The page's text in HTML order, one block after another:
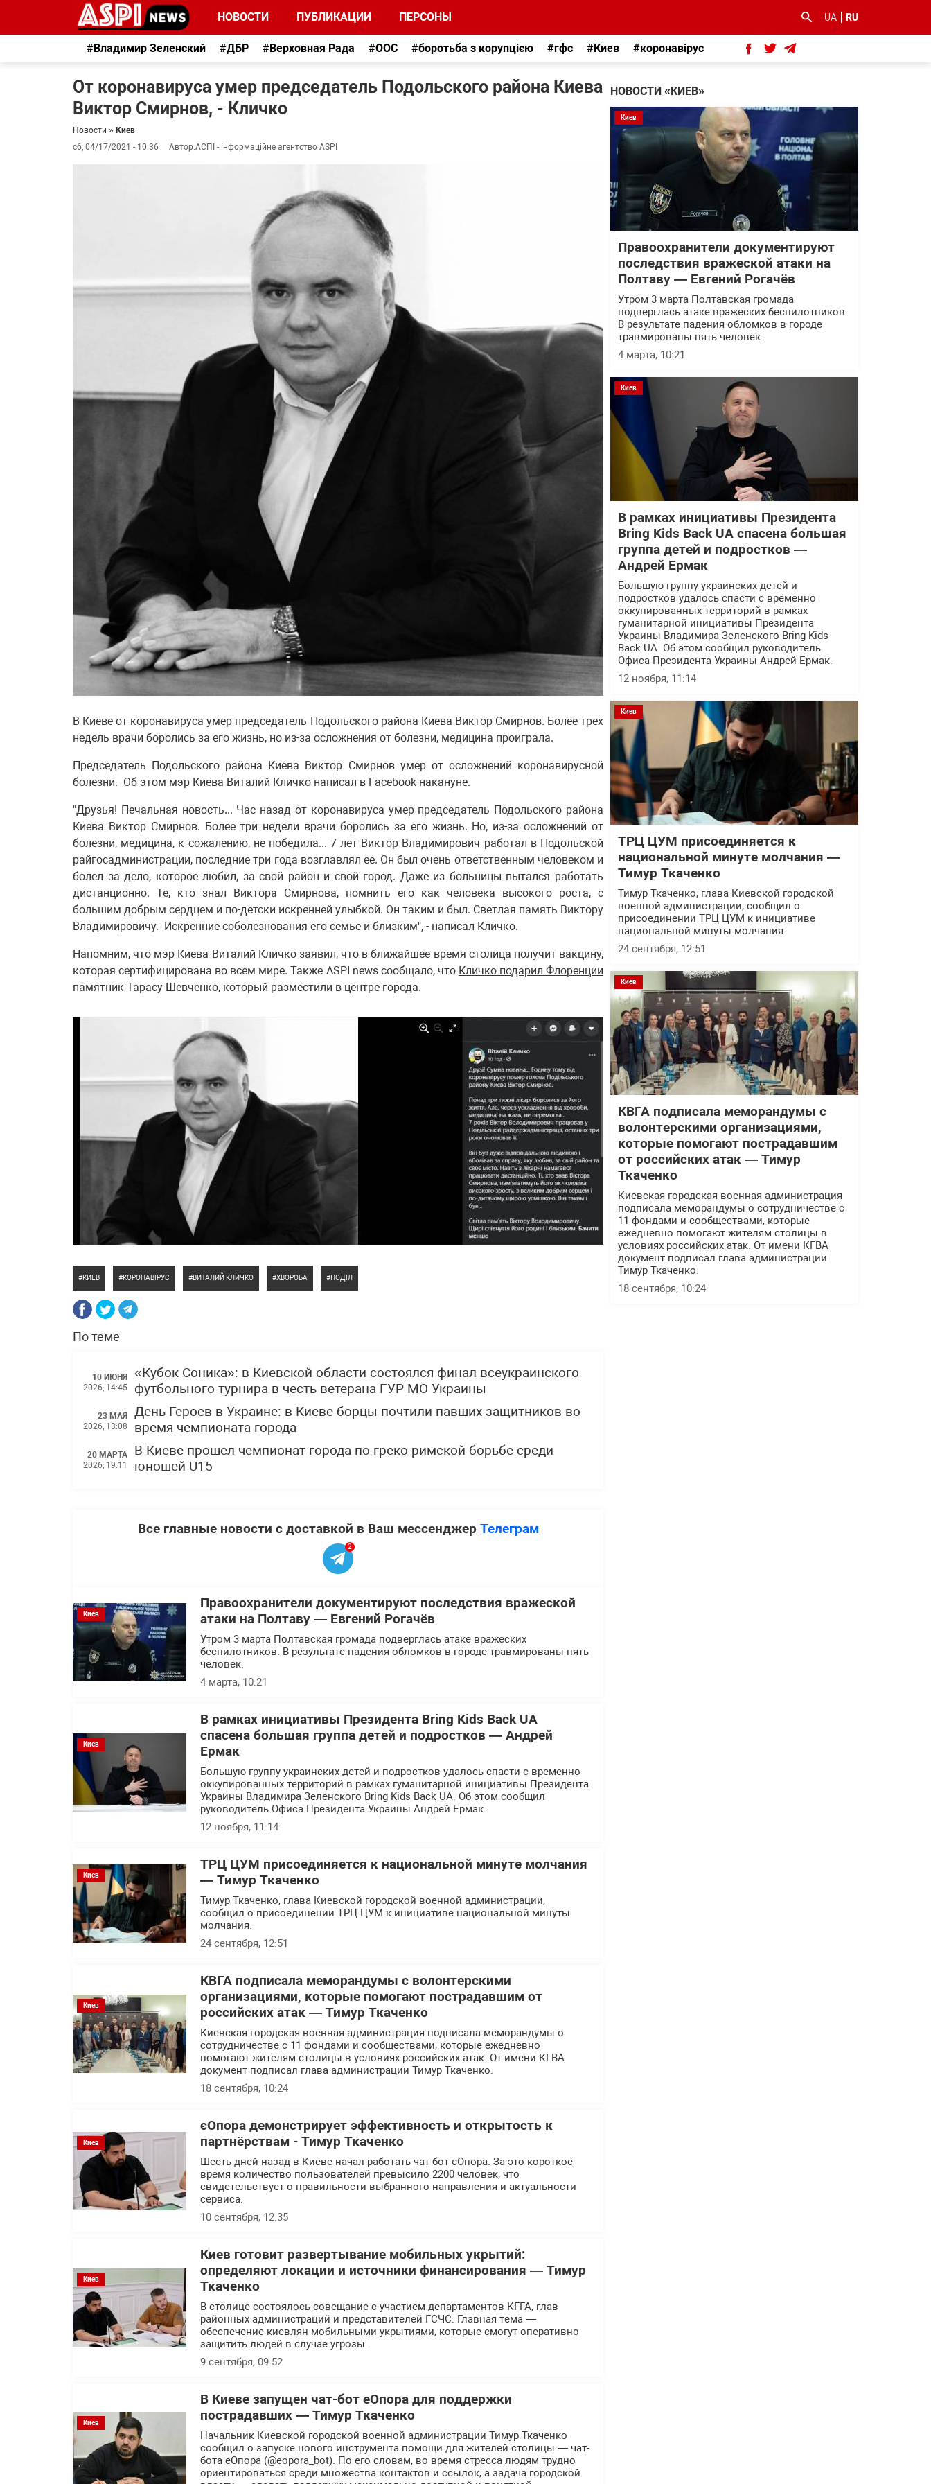
НОВОСТИ ПУБЛИКАЦИИ ПЕРСОНЫ UA RU
#Владимир Зеленский #ДБР #Верховная Рада #ООС #боротьба з корупцією #гфс #Киев #коронавірус
От коронавируса умер председатель Подольского района Киева
Виктор Смирнов, - Кличко
Новости » Киев
сб, 04/17/2021 - 10:36
Автор:АСПІ - інформаційне агентство ASPI
В Киеве от коронавируса умер председатель Подольского района Киева Виктор Смирнов. Более трех
недель врачи боролись за его жизнь, но из-за осложнения от болезни, медицина проиграла.
Председатель Подольского района Киева Виктор Смирнов умер от осложнений коронавирусной
болезни. Об этом мэр Киева Виталий Кличко написал в Facebook накануне.
"Друзья! Печальная новость... Час назад от коронавируса умер председатель Подольского района
Киева Виктор Смирнов. Более три недели врачи боролись за его жизнь. Но, из-за осложнений от
болезни, медицина, к сожалению, не победила... 7 лет Виктор Владимирович работал в Подольской
райгосадминистрации, последние три года возглавлял ее. Он был очень ответственным человеком и
болел за дело, которое любил, за свой район и свой город. Даже из больницы пытался работать
дистанционно. Те, кто знал Виктора Смирнова, помнить его как человека высокого роста, с
большим добрым сердцем и по-детски искренней улыбкой. Он таким и был. Светлая память Виктору
Владимировичу. Искренние соболезнования его семье и близким", - написал Кличко.
Напомним, что мэр Киева Виталий Кличко заявил, что в ближайшее время столица получит вакцину,
которая сертифицирована во всем мире. Также ASPI news сообщало, что Кличко подарил Флоренции
памятник Тарасу Шевченко, который разместили в центре города.
КИЕВ КОРОНАВІРУС ВИТАЛИЙ КЛИЧКО ХВОРОБА ПОДІЛ
По теме
10 ИЮНЯ
2026, 14:45
«Кубок Соника»: в Киевской области состоялся финал всеукраинского
футбольного турнира в честь ветерана ГУР МО Украины
23 МАЯ
2026, 13:08
День Героев в Украине: в Киеве борцы почтили павших защитников во
время чемпионата города
20 МАРТА
2026, 19:11
В Киеве прошел чемпионат города по греко-римской борьбе среди
юношей U15
Все главные новости с доставкой в Ваш мессенджер Телеграм
2
Киев
Правоохранители документируют последствия вражеской
атаки на Полтаву — Евгений Рогачёв
Утром 3 марта Полтавская громада подверглась атаке вражеских
беспилотников. В результате падения обломков в городе травмированы пять
человек.
4 марта, 10:21
Киев
В рамках инициативы Президента Bring Kids Back UA
спасена большая группа детей и подростков — Андрей
Ермак
Большую группу украинских детей и подростков удалось спасти с временно
оккупированных территорий в рамках гуманитарной инициативы Президента
Украины Владимира Зеленского Bring Kids Back UA. Об этом сообщил
руководитель Офиса Президента Украины Андрей Ермак.
12 ноября, 11:14
Киев
ТРЦ ЦУМ присоединяется к национальной минуте молчания
— Тимур Ткаченко
Тимур Ткаченко, глава Киевской городской военной администрации,
сообщил о присоединении ТРЦ ЦУМ к инициативе национальной минуты
молчания.
24 сентября, 12:51
Киев
КВГА подписала меморандумы с волонтерскими
организациями, которые помогают пострадавшим от
российских атак — Тимур Ткаченко
Киевская городская военная администрация подписала меморандумы о
сотрудничестве с 11 фондами и сообществами, которые ежедневно
помогают жителям столицы в условиях российских атак. От имени КГВА
документ подписал глава администрации Тимур Ткаченко.
18 сентября, 10:24
Киев
єОпора демонстрирует эффективность и открытость к
партнёрствам - Тимур Ткаченко
Шесть дней назад в Киеве начал работать чат-бот єОпора. За это короткое
время количество пользователей превысило 2200 человек, что
свидетельствует о правильности выбранного направления и актуальности
сервиса.
10 сентября, 12:35
Киев
Киев готовит развертывание мобильных укрытий:
определяют локации и источники финансирования — Тимур
Ткаченко
В столице состоялось совещание с участием департаментов КГГА, глав
районных администраций и представителей ГСЧС. Главная тема —
обеспечение киевлян мобильными укрытиями, которые смогут оперативно
защитить людей в случае угрозы.
9 сентября, 09:52
Киев
В Киеве запущен чат-бот еОпора для поддержки
пострадавших — Тимур Ткаченко
Начальник Киевской городской военной администрации Тимур Ткаченко
сообщил о запуске нового инструмента помощи для жителей столицы — чат-
бота еОпора (@eopora_bot). По его словам, во время стресса людям трудно
ориентироваться среди множества контактов и ссылок, а задача городской
НОВОСТИ «КИЕВ»
Киев
Правоохранители документируют
последствия вражеской атаки на
Полтаву — Евгений Рогачёв
Утром 3 марта Полтавская громада
подверглась атаке вражеских беспилотников.
В результате падения обломков в городе
травмированы пять человек.
4 марта, 10:21
Киев
В рамках инициативы Президента
Bring Kids Back UA спасена большая
группа детей и подростков —
Андрей Ермак
Большую группу украинских детей и
подростков удалось спасти с временно
оккупированных территорий в рамках
гуманитарной инициативы Президента
Украины Владимира Зеленского Bring Kids
Back UA. Об этом сообщил руководитель
Офиса Президента Украины Андрей Ермак.
12 ноября, 11:14
Киев
ТРЦ ЦУМ присоединяется к
национальной минуте молчания —
Тимур Ткаченко
Тимур Ткаченко, глава Киевской городской
военной администрации, сообщил о
присоединении ТРЦ ЦУМ к инициативе
национальной минуты молчания.
24 сентября, 12:51
Киев
КВГА подписала меморандумы с
волонтерскими организациями,
которые помогают пострадавшим
от российских атак — Тимур
Ткаченко
Киевская городская военная администрация
подписала меморандумы о сотрудничестве с
11 фондами и сообществами, которые
ежедневно помогают жителям столицы в
условиях российских атак. От имени КГВА
документ подписал глава администрации
Тимур Ткаченко.
18 сентября, 10:24